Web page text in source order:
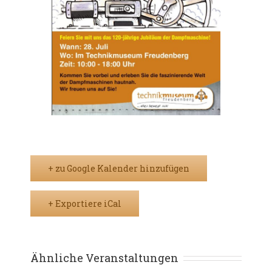
+ zu Google Kalender hinzufügen
+ Exportiere iCal
Ähnliche Veranstaltungen